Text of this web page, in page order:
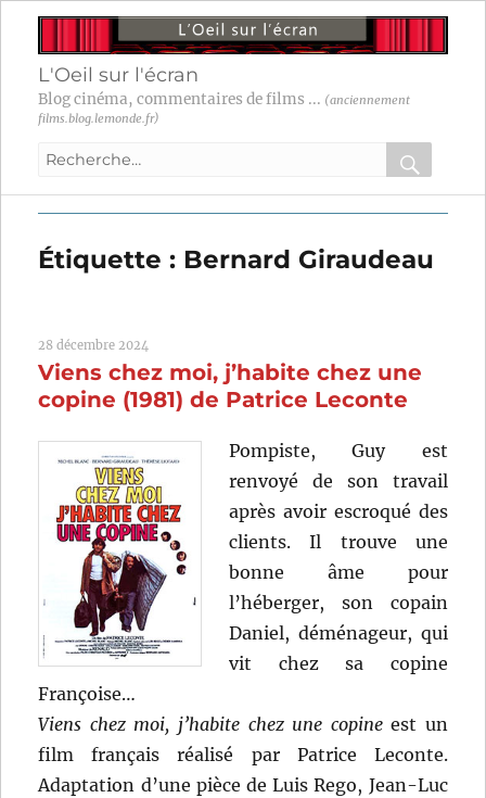
L'Oeil sur l'écran
Blog cinéma, commentaires de films ... (anciennement
films.blog.lemonde.fr)
Recherche
:
OK
Étiquette : Bernard Giraudeau
28 décembre 2024
Viens chez moi, j’habite chez une
copine (1981) de Patrice Leconte
Pompiste, Guy est
renvoyé de son travail
après avoir escroqué des
clients. Il trouve une
bonne âme pour
l’héberger, son copain
Daniel, déménageur, qui
vit chez sa copine
Françoise…
Viens chez moi, j’habite chez une copineest un
film français réalisé par Patrice Leconte.
Adaptation d’une pièce de Luis Rego, Jean-Luc